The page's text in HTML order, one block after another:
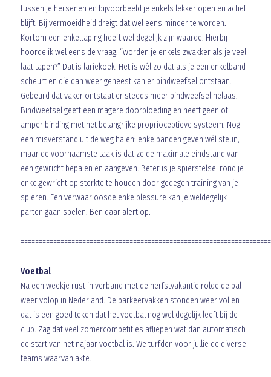
tussen je hersenen en bijvoorbeeld je enkels lekker open en actief
blijft. Bij vermoeidheid dreigt dat wel eens minder te worden.
Kortom een enkeltaping heeft wel degelijk zijn waarde. Hierbij
hoorde ik wel eens de vraag: “worden je enkels zwakker als je veel
laat tapen?” Dat is lariekoek. Het is wél zo dat als je een enkelband
scheurt en die dan weer geneest kan er bindweefsel ontstaan.
Gebeurd dat vaker ontstaat er steeds meer bindweefsel helaas.
Bindweefsel geeft een magere doorbloeding en heeft geen of
amper binding met het belangrijke proprioceptieve systeem. Nog
een misverstand uit de weg halen: enkelbanden geven wél steun,
maar de voornaamste taak is dat ze de maximale eindstand van
een gewricht bepalen en aangeven. Beter is je spierstelsel rond je
enkelgewricht op sterkte te houden door gedegen training van je
spieren. Een verwaarloosde enkelblessure kan je weldegelijk
parten gaan spelen. Ben daar alert op.
Voetbal
Na een weekje rust in verband met de herfstvakantie rolde de bal
weer volop in Nederland. De parkeervakken stonden weer vol en
dat is een goed teken dat het voetbal nog wel degelijk leeft bij de
club. Zag dat veel zomercompetities afliepen wat dan automatisch
de start van het najaar voetbal is. We turfden voor jullie de diverse
teams waarvan akte.